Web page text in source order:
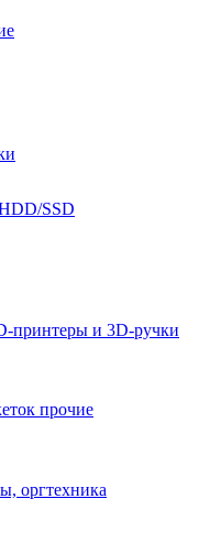
SSD
принтеры и 3D-ручки
прочие
оргтехника